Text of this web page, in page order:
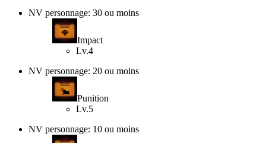
NV personnage: 30 ou moins
Impact
Lv.4
NV personnage: 20 ou moins
Punition
Lv.5
NV personnage: 10 ou moins